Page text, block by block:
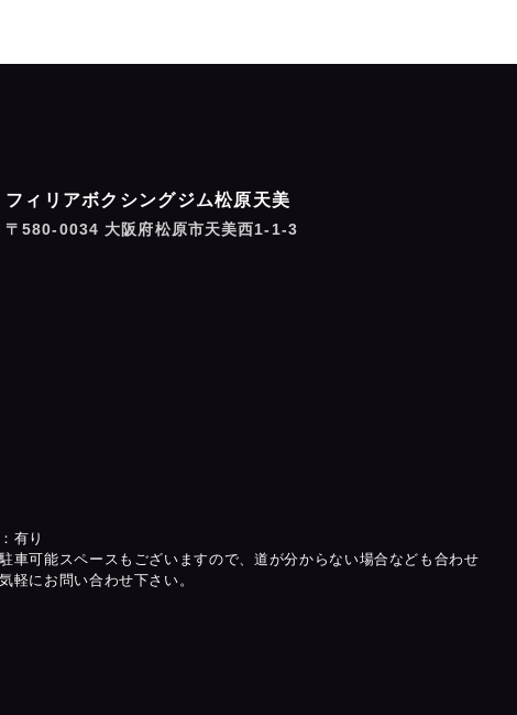
フィリアボクシングジム松原天美
〒580-0034 大阪府松原市天美西1-1-3
有り
車可能スペースもございますので、道が分からない場合なども合わせ
軽にお問い合わせ下さい。